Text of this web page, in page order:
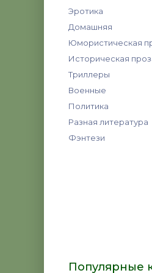
Эротика
Домашняя
Юмористическая
Историческая
Триллеры
Военные
Политика
Разная литература
Фэнтези
Популярные